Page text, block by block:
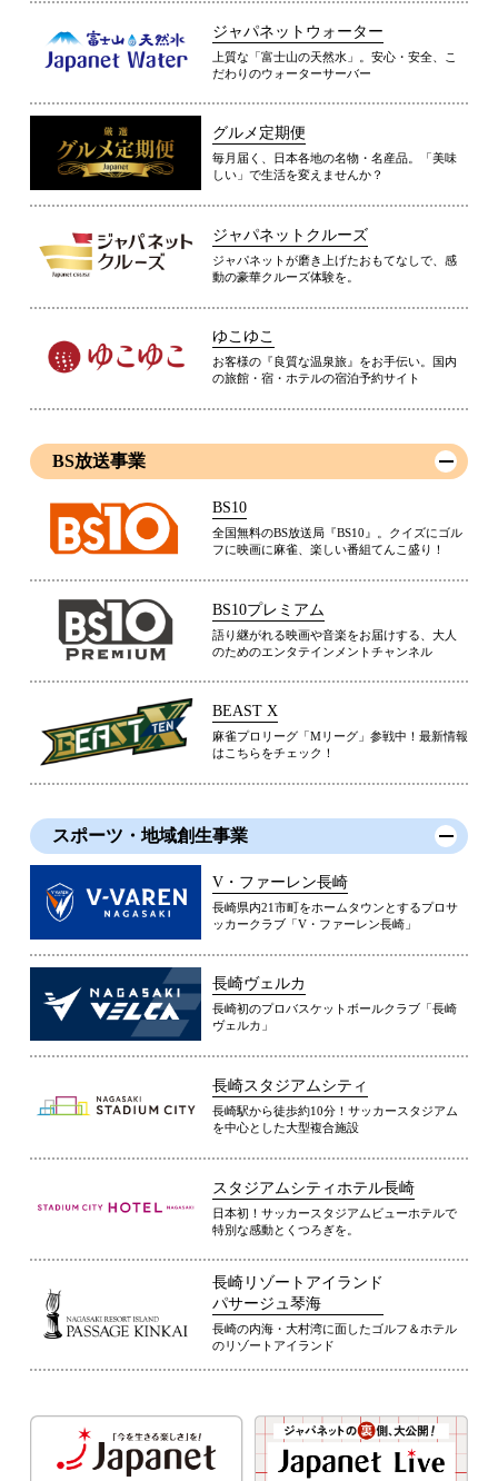
ジャパネットウォーター
上質な「富士山の天然水」。安心・安全、こ
だわりのウォーターサーバー
グルメ定期便
毎月届く、日本各地の名物・名産品。「美味
しい」で生活を変えませんか？
ジャパネットクルーズ
ジャパネットが磨き上げたおもてなしで、感
動の豪華クルーズ体験を。
ゆこゆこ
お客様の『良質な温泉旅』をお手伝い。国内
の旅館・宿・ホテルの宿泊予約サイト
BS放送事業
BS10
全国無料のBS放送局『BS10』。クイズにゴル
フに映画に麻雀、楽しい番組てんこ盛り！
BS10プレミアム
語り継がれる映画や音楽をお届けする、大人
のためのエンタテインメントチャンネル
BEAST X
麻雀プロリーグ「Mリーグ」参戦中！最新情報
はこちらをチェック！
スポーツ・地域創生事業
V・ファーレン長崎
長崎県内21市町をホームタウンとするプロサ
ッカークラブ「V・ファーレン長崎」
長崎ヴェルカ
長崎初のプロバスケットボールクラブ「長崎
ヴェルカ」
長崎スタジアムシティ
長崎駅から徒歩約10分！サッカースタジアム
を中心とした大型複合施設
スタジアムシティホテル長崎
日本初！サッカースタジアムビューホテルで
特別な感動とくつろぎを。
長崎リゾートアイランド
パサージュ琴海
長崎の内海・大村湾に面したゴルフ＆ホテル
のリゾートアイランド